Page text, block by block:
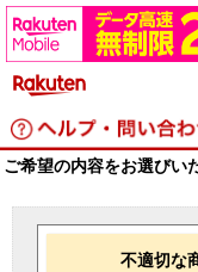
ご希望の内容をお選びい
不適切な